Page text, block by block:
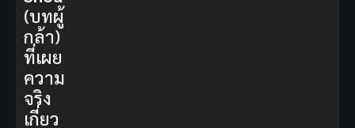
(บทผู้
กล้า)
ที่เผย
ความ
จริง
เกี่ยว